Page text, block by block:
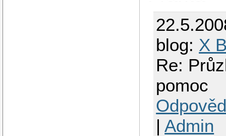
blog: X
Re:
pomoc
|Admin